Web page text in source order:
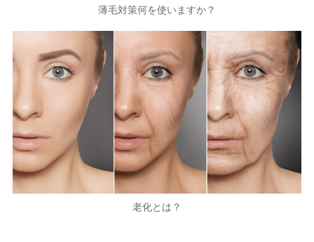
薄毛対策何を使いますか？
老化とは？